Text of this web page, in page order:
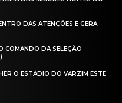
DAS ATENÇÕES E GERA
COMANDO DA SELEÇÃO
O ESTÁDIO DO VARZIM ESTE